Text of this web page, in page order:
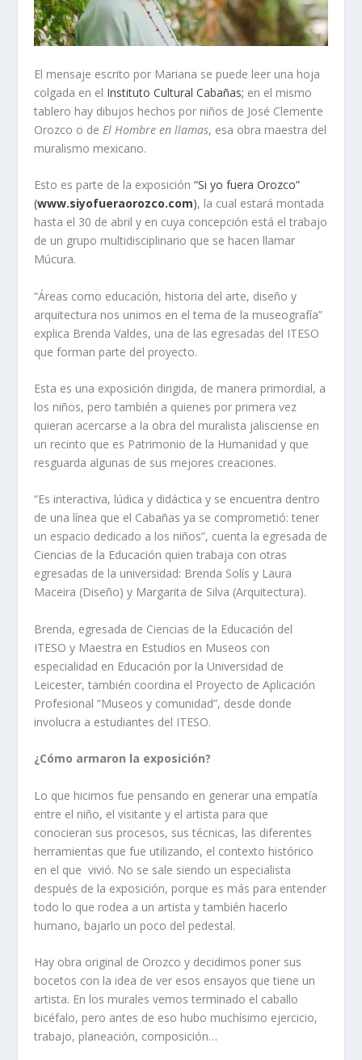
El mensaje escrito por Mariana se puede leer una hoja
colgada en el Instituto Cultural Cabañas; en el mismo
tablero hay dibujos hechos por niños de José Clemente
Orozco o de El Hombre en llamas, esa obra maestra del
muralismo mexicano.
Esto es parte de la exposición“Si yo fuera Orozco”
(www.siyofueraorozco.com), la cual estará montada
hasta el 30 de abril y en cuya concepción está el trabajo
de un grupo multidisciplinario que se hacen llamar
Múcura.
“Áreas como educación, historia del arte, diseño y
arquitectura nos unimos en el tema de la museografía”
explica Brenda Valdes, una de las egresadas del ITESO
que forman parte del proyecto.
Esta es una exposición dirigida, de manera primordial, a
los niños, pero también a quienes por primera vez
quieran acercarse a la obra del muralista jalisciense en
un recinto que es Patrimonio de la Humanidad y que
resguarda algunas de sus mejores creaciones.
“Es interactiva, lúdica y didáctica y se encuentra dentro
de una línea que el Cabañas ya se comprometió: tener
un espacio dedicado a los niños”, cuenta la egresada de
Ciencias de la Educación quien trabaja con otras
egresadas de la universidad: Brenda Solís y Laura
Maceira (Diseño) y Margarita de Silva (Arquitectura).
Brenda, egresada de Ciencias de la Educación del
ITESO y Maestra en Estudios en Museos con
especialidad en Educación por la Universidad de
Leicester, también coordina el Proyecto de Aplicación
Profesional “Museos y comunidad”, desde donde
involucra a estudiantes del ITESO.
¿Cómo armaron la exposición?
Lo que hicimos fue pensando en generar una empatía
entre el niño, el visitante y el artista para que
conocieran sus procesos, sus técnicas, las diferentes
herramientas que fue utilizando, el contexto histórico
en el que vivió. No se sale siendo un especialista
después de la exposición, porque es más para entender
todo lo que rodea a un artista y también hacerlo
humano, bajarlo un poco del pedestal.
Hay obra original de Orozco y decidimos poner sus
bocetos con la idea de ver esos ensayos que tiene un
artista. En los murales vemos terminado el caballo
bicéfalo, pero antes de eso hubo muchísimo ejercicio,
trabajo, planeación, composición…